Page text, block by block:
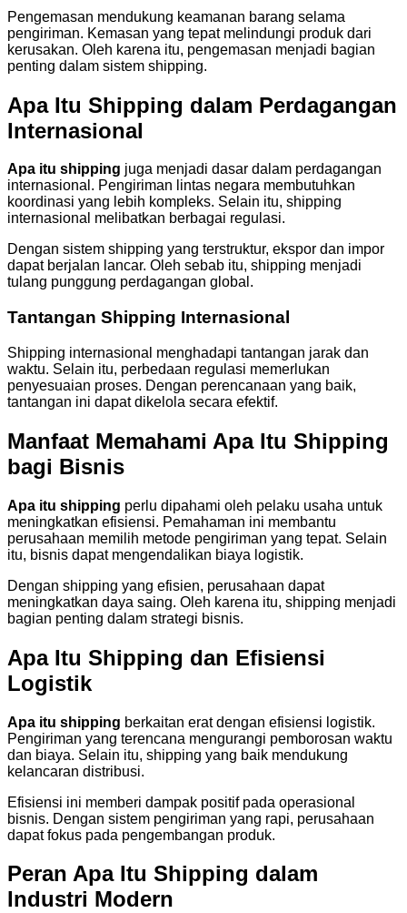
Pengemasan mendukung keamanan barang selama
pengiriman. Kemasan yang tepat melindungi produk dari
kerusakan. Oleh karena itu, pengemasan menjadi bagian
penting dalam sistem shipping.
Apa Itu Shipping dalam Perdagangan
Internasional
Apa itu shipping juga menjadi dasar dalam perdagangan
internasional. Pengiriman lintas negara membutuhkan
koordinasi yang lebih kompleks. Selain itu, shipping
internasional melibatkan berbagai regulasi.
Dengan sistem shipping yang terstruktur, ekspor dan impor
dapat berjalan lancar. Oleh sebab itu, shipping menjadi
tulang punggung perdagangan global.
Tantangan Shipping Internasional
Shipping internasional menghadapi tantangan jarak dan
waktu. Selain itu, perbedaan regulasi memerlukan
penyesuaian proses. Dengan perencanaan yang baik,
tantangan ini dapat dikelola secara efektif.
Manfaat Memahami Apa Itu Shipping
bagi Bisnis
Apa itu shipping perlu dipahami oleh pelaku usaha untuk
meningkatkan efisiensi. Pemahaman ini membantu
perusahaan memilih metode pengiriman yang tepat. Selain
itu, bisnis dapat mengendalikan biaya logistik.
Dengan shipping yang efisien, perusahaan dapat
meningkatkan daya saing. Oleh karena itu, shipping menjadi
bagian penting dalam strategi bisnis.
Apa Itu Shipping dan Efisiensi
Logistik
Apa itu shipping berkaitan erat dengan efisiensi logistik.
Pengiriman yang terencana mengurangi pemborosan waktu
dan biaya. Selain itu, shipping yang baik mendukung
kelancaran distribusi.
Efisiensi ini memberi dampak positif pada operasional
bisnis. Dengan sistem pengiriman yang rapi, perusahaan
dapat fokus pada pengembangan produk.
Peran Apa Itu Shipping dalam
Industri Modern